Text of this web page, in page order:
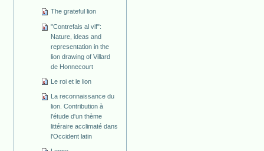
The grateful lion
"Contrefais al vif":
Nature, ideas and
representation in the
lion drawing of Villard
de Honnecourt
Le roi et le lion
La reconnaissance du
lion. Contribution à
l'étude d'un thème
littéraire acclimaté dans
l'Occident latin